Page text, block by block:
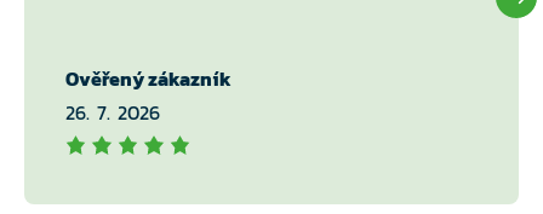
Ověřený zákazník
26. 7. 2026